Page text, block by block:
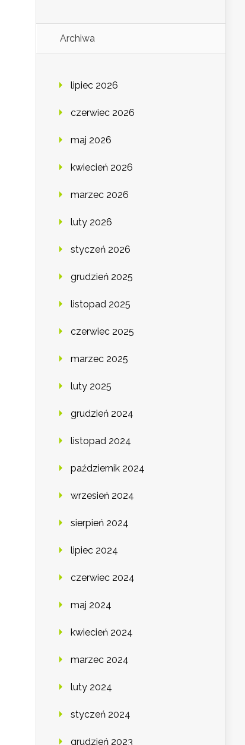
Archiwa
lipiec 2026
czerwiec 2026
maj 2026
kwiecień 2026
marzec 2026
luty 2026
styczeń 2026
grudzień 2025
listopad 2025
czerwiec 2025
marzec 2025
luty 2025
grudzień 2024
listopad 2024
październik 2024
wrzesień 2024
sierpień 2024
lipiec 2024
czerwiec 2024
maj 2024
kwiecień 2024
marzec 2024
luty 2024
styczeń 2024
grudzień 2023